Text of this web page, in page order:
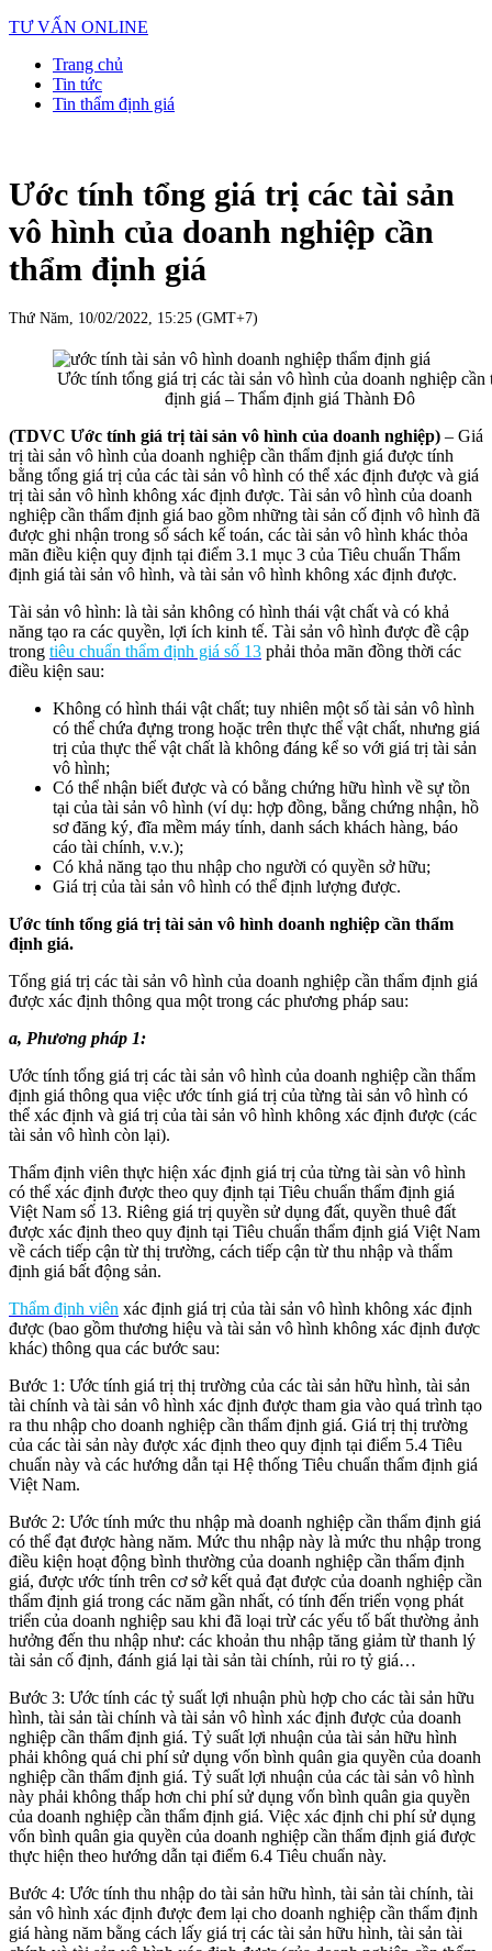
TƯ VẤN ONLINE
Trang chủ
Tin tức
Tin thẩm định giá
Ước tính tổng giá trị các tài sản
vô hình của doanh nghiệp cần
thẩm định giá
Thứ Năm, 10/02/2022, 15:25 (GMT+7)
Ước tính tổng giá trị các tài sản vô hình của doanh nghiệp cần
định giá – Thẩm định giá Thành Đô
(TDVC Ước tính giá trị tài sản vô hình của doanh nghiệp) – Giá
trị tài sản vô hình của doanh nghiệp cần thẩm định giá được tính
bằng tổng giá trị của các tài sản vô hình có thể xác định được và giá
trị tài sản vô hình không xác định được. Tài sản vô hình của doanh
nghiệp cần thẩm định giá bao gồm những tài sản cố định vô hình đã
được ghi nhận trong sổ sách kế toán, các tài sản vô hình khác thỏa
mãn điều kiện quy định tại điểm 3.1 mục 3 của Tiêu chuẩn Thẩm
định giá tài sản vô hình, và tài sản vô hình không xác định được.
Tài sản vô hình: là tài sản không có hình thái vật chất và có khả
năng tạo ra các quyền, lợi ích kinh tế. Tài sản vô hình được đề cập
trong tiêu chuẩn thẩm định giá số 13 phải thỏa mãn đồng thời các
điều kiện sau:
Không có hình thái vật chất; tuy nhiên một số tài sản vô hình
có thể chứa đựng trong hoặc trên thực thể vật chất, nhưng giá
trị của thực thể vật chất là không đáng kể so với giá trị tài sản
vô hình;
Có thể nhận biết được và có bằng chứng hữu hình về sự tồn
tại của tài sản vô hình (ví dụ: hợp đồng, bằng chứng nhận, hồ
sơ đăng ký, đĩa mềm máy tính, danh sách khách hàng, báo
cáo tài chính, v.v.);
Có khả năng tạo thu nhập cho người có quyền sở hữu;
Giá trị của tài sản vô hình có thể định lượng được.
Ước tính tổng giá trị tài sản vô hình doanh nghiệp cần thẩm
định giá.
Tổng giá trị các tài sản vô hình của doanh nghiệp cần thẩm định giá
được xác định thông qua một trong các phương pháp sau:
a, Phương pháp 1:
Ước tính tổng giá trị các tài sản vô hình của doanh nghiệp cần thẩm
định giá thông qua việc ước tính giá trị của từng tài sản vô hình có
thể xác định và giá trị của tài sản vô hình không xác định được (các
tài sản vô hình còn lại).
Thẩm định viên thực hiện xác định giá trị của từng tài sàn vô hình
có thể xác định được theo quy định tại Tiêu chuẩn thẩm định giá
Việt Nam số 13. Riêng giá trị quyền sử dụng đất, quyền thuê đất
được xác định theo quy định tại Tiêu chuẩn thẩm định giá Việt Nam
về cách tiếp cận từ thị trường, cách tiếp cận từ thu nhập và thẩm
định giá bất động sản.
Thẩm định viên xác định giá trị của tài sản vô hình không xác định
được (bao gồm thương hiệu và tài sản vô hình không xác định được
khác) thông qua các bước sau:
Bước 1: Ước tính giá trị thị trường của các tài sản hữu hình, tài sản
tài chính và tài sản vô hình xác định được tham gia vào quá trình tạo
ra thu nhập cho doanh nghiệp cần thẩm định giá. Giá trị thị trường
của các tài sản này được xác định theo quy định tại điểm 5.4 Tiêu
chuẩn này và các hướng dẫn tại Hệ thống Tiêu chuẩn thẩm định giá
Việt Nam.
Bước 2: Ước tính mức thu nhập mà doanh nghiệp cần thẩm định giá
có thể đạt được hàng năm. Mức thu nhập này là mức thu nhập trong
điều kiện hoạt động bình thường của doanh nghiệp cần thẩm định
giá, được ước tính trên cơ sở kết quả đạt được của doanh nghiệp cần
thẩm định giá trong các năm gần nhất, có tính đến triển vọng phát
triển của doanh nghiệp sau khi đã loại trừ các yếu tố bất thường ảnh
hưởng đến thu nhập như: các khoản thu nhập tăng giảm từ thanh lý
tài sản cố định, đánh giá lại tài sản tài chính, rủi ro tỷ giá…
Bước 3: Ước tính các tỷ suất lợi nhuận phù hợp cho các tài sản hữu
hình, tài sản tài chính và tài sản vô hình xác định được của doanh
nghiệp cần thẩm định giá. Tỷ suất lợi nhuận của tài sản hữu hình
phải không quá chi phí sử dụng vốn bình quân gia quyền của doanh
nghiệp cần thẩm định giá. Tỷ suất lợi nhuận của các tài sản vô hình
này phải không thấp hơn chi phí sử dụng vốn bình quân gia quyền
của doanh nghiệp cần thẩm định giá. Việc xác định chi phí sử dụng
vốn bình quân gia quyền của doanh nghiệp cần thẩm định giá được
thực hiện theo hướng dẫn tại điểm 6.4 Tiêu chuẩn này.
Bước 4: Ước tính thu nhập do tài sản hữu hình, tài sản tài chính, tài
sản vô hình xác định được đem lại cho doanh nghiệp cần thẩm định
giá hàng năm bằng cách lấy giá trị các tài sản hữu hình, tài sản tài